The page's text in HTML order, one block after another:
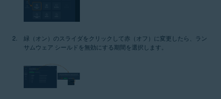
緑（オン）のスライダをクリックして赤（オフ）に変更したら、ラン
サムウェア シールドを無効にする期間を選択します。